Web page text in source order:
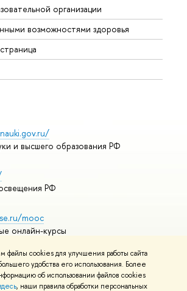
файлы cookies для улучшения работы сайта
удобства его использования. Более
об использовании файлов cookies
, наши правила обработки персональных
организации
возможностями здоровья
и высшего образования РФ
РФ
mooc
онлайн-курсы
Адреса и контакты